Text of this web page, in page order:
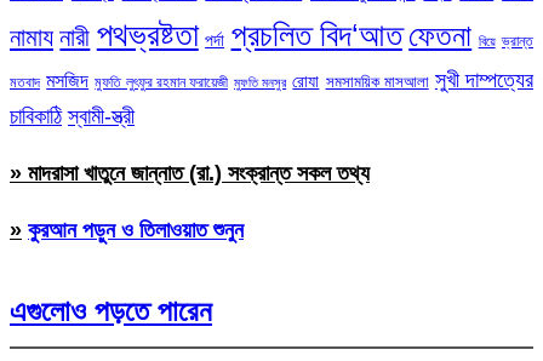
নামায নারী পথভ্রষ্টতা পর্দা প্রচলিত বিদ‘আত ফেতনা বিয়ে ভ্রান্ত
মতবাদ মসজিদ মুফতি লুৎফুর রহমান ফরায়েজী মুফতি মনসুর রোযা সমসাময়িক মাসআলা সুখী দাম্পত্যের
চাবিকাঠি স্বামী-স্ত্রী
» মাদরাসা খাতুনে জান্নাত (রা.) সংক্রান্ত সকল তথ্য
» কুরআন পড়ুন ও তিলাওয়াত শুনুন
এগুলোও পড়তে পারেন